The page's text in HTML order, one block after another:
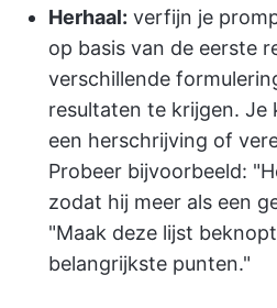
Herhaal: verfijn je
op basis van de eerste
verschillende
resultaten te krijgen. Je
een herschrijving of
Probeer bijvoorbeeld:
zodat hij meer als een
"Maak deze lijst
belangrijkste punten."